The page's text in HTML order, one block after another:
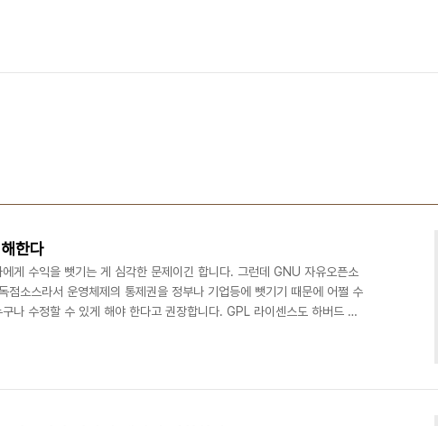
한다
게 수익을 뺏기는 게 심각한 문제이긴 합니다. 그런데 GNU 자유오픈소
점소스라서 운영체제의 통제권을 정부나 기업등에 뺏기기 때문에 어쩔 수
나 수정할 수 있게 해야 한다고 권장합니다. GPL 라이센스도 하버드 대
가능해진 걸 지도 모릅니다. 컴퓨터가 지식인의 친구가 아니라 밥줄을 끊